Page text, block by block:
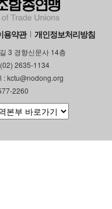
용약관 개인정보처리방침
3 경향신문사 14층
2635-1134
: kctu@nodong.org
2260